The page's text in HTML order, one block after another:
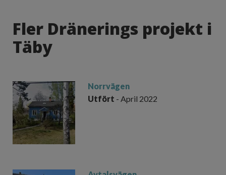
Fler Dränerings projekt i
Täby
Norrvägen
Utfört - April 2022